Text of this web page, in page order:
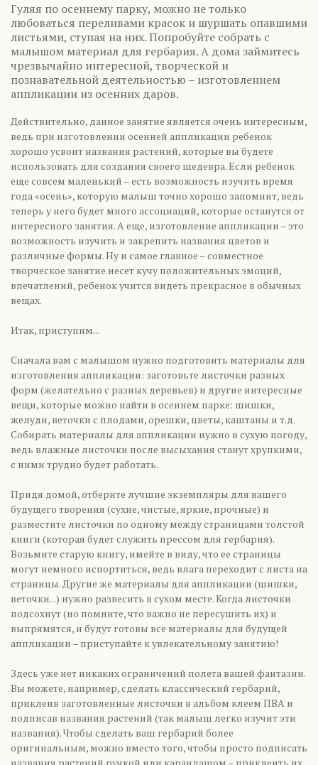
Гуляя по осеннему парку, можно не только
любоваться переливами красок и шуршать опавшими
листьями, ступая на них. Попробуйте собрать с
малышом материал для гербария. А дома займитесь
чрезвычайно интересной, творческой и
познавательной деятельностью – изготовлением
аппликации из осенних даров.
Действительно, данное занятие является очень интересным,
ведь при изготовлении осенней аппликации ребенок
хорошо усвоит названия растений, которые вы будете
использовать для создания своего шедевра. Если ребенок
еще совсем маленький – есть возможность изучить время
года «осень», которую малыш точно хорошо запомнит, ведь
теперь у него будет много ассоциаций, которые останутся от
интересного занятия. А еще, изготовление аппликации – это
возможность изучить и закрепить названия цветов и
различные формы. Ну и самое главное – совместное
творческое занятие несет кучу положительных эмоций,
впечатлений, ребенок учится видеть прекрасное в обычных
вещах.
Итак, приступим...
Сначала вам с малышом нужно подготовить материалы для
изготовления аппликации: заготовьте листочки разных
форм (желательно с разных деревьев) и другие интересные
вещи, которые можно найти в осеннем парке: шишки,
желуди, веточки с плодами, орешки, цветы, каштаны и т.д.
Собирать материалы для аппликации нужно в сухую погоду,
ведь влажные листочки после высыхания станут хрупкими,
с ними трудно будет работать.
Придя домой, отберите лучшие экземпляры для вашего
будущего творения (сухие, чистые, яркие, прочные) и
разместите листочки по одному между страницами толстой
книги (которая будет служить прессом для гербария).
Возьмите старую книгу, имейте в виду, что ее страницы
могут немного испортиться, ведь влага переходит с листа на
страницы. Другие же материалы для аппликации (шишки,
веточки...) нужно развесить в сухом месте. Когда листочки
подсохнут (но помните, что важно не пересушить их) и
выпрямятся, и будут готовы все материалы для будущей
аппликации – приступайте к увлекательному занятию!
Здесь уже нет никаких ограничений полета вашей фантазии.
Вы можете, например, сделать классический гербарий,
приклеив заготовленные листочки в альбом клеем ПВА и
подписав названия растений (так малыш легко изучит эти
названия). Чтобы сделать ваш гербарий более
оригинальным, можно вместо того, чтобы просто подписать